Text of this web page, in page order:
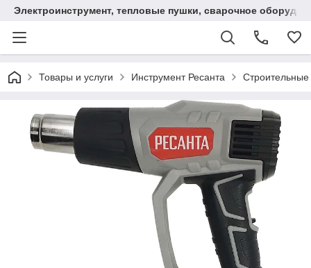
Электроинструмент, тепловые пушки, сварочное
Товары и услуги Инструмент Ресанта